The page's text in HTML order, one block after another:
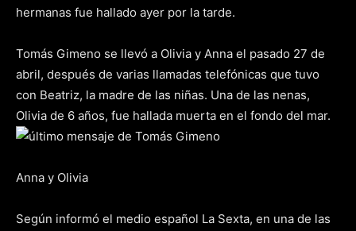
hermanas fue hallado ayer por la tarde.
Tomás Gimeno se llevó a Olivia y Anna el pasado 27 de
abril, después de varias llamadas telefónicas que tuvo
con Beatriz, la madre de las niñas. Una de las nenas,
Olivia de 6 años, fue hallada muerta en el fondo del mar.
Anna y Olivia
Según informó el medio español La Sexta, en una de las